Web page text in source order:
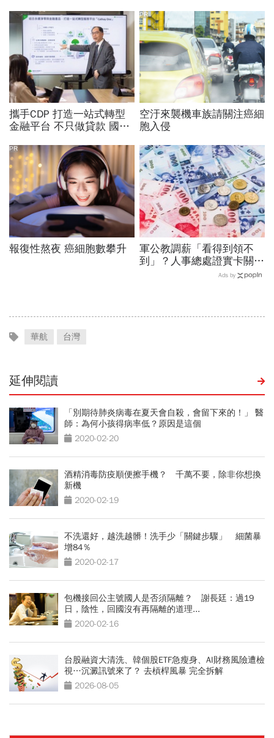
攜手CDP 打造一站式轉型
金融平台 不只做貸款 國泰
空汙來襲機車族請關注癌細
胞入侵
PR
報復性熬夜 癌細胞數攀升
PR
軍公教調薪「看得到領不
到」？人事總處證實卡關，
公務員2千元專業加給、加
Ads by
華航 台灣
延伸閱讀
「別期待肺炎病毒在夏天會自殺，會留下來的！」 醫
師：為何小孩得病率低？原因是這個
2020-02-20
酒精消毒防疫順便擦手機？ 千萬不要，除非你想換
新機
2020-02-19
不洗還好，越洗越髒！洗手少「關鍵步驟」 細菌暴
增84％
2020-02-17
包機接回公主號國人是否須隔離？ 謝長廷：過19
日，陰性，回國沒有再隔離的道理...
2020-02-16
台股融資大清洗、韓個股ETF急瘦身、AI財務風險遭檢
視…沉澱訊號來了？ 去槓桿風暴 完全拆解
2026-08-05